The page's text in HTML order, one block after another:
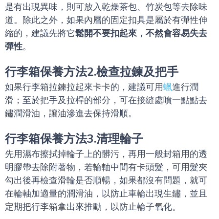
是有出現異味，則可放入乾燥茶包、竹炭包等去除味
道。除此之外，如果內層的固定扣具是屬於有彈性伸
縮的，建議先將它鬆開不要扣起來，不然會容易失去
彈性。
行李箱保養方法2.檢查拉鍊及把手
如果行李箱拉鍊拉起來卡卡的，建議可用蠟進行潤
滑；至於把手及拉桿的部分，可在接縫處噴一點點去
鏽潤滑油，讓油滲進去保持滑順。
行李箱保養方法3.清理輪子
先用濕布擦拭掉輪子上的髒污，再用一般封箱用的透
明膠帶去除附著物，若輪軸中間有卡頭髮，可用髮夾
勾出後再檢查滑輪是否順暢，如果都沒有問題，就可
在輪軸加適量的潤滑油，以防止車輪出現生鏽，並且
定期把行李箱拿出來推動，以防止輪子氧化。